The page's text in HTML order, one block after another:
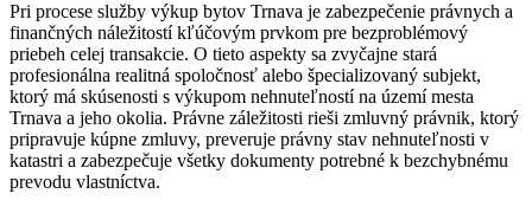
Pri procese služby výkup bytov Trnava je zabezpečenie právnych a
finančných náležitostí kľúčovým prvkom pre bezproblémový
priebeh celej transakcie. O tieto aspekty sa zvyčajne stará
profesionálna realitná spoločnosť alebo špecializovaný subjekt,
ktorý má skúsenosti s výkupom nehnuteľností na území mesta
Trnava a jeho okolia. Právne záležitosti rieši zmluvný právnik, ktorý
pripravuje kúpne zmluvy, preveruje právny stav nehnuteľnosti v
katastri a zabezpečuje všetky dokumenty potrebné k bezchybnému
prevodu vlastníctva.